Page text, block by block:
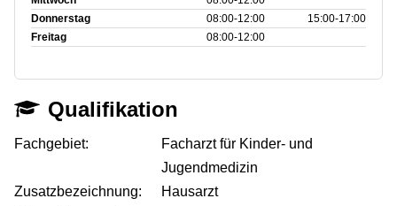
Donnerstag
08:00‑12:00
15:00‑17:00
Freitag
08:00‑12:00
Qualifikation
Fachgebiet:
Facharzt für Kinder- und
Jugendmedizin
Zusatzbezeichnung:
Hausarzt